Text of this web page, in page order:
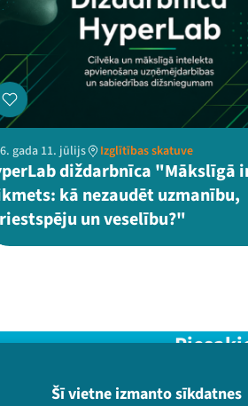
Šī vietne izmanto sīkdatnes
gada 11. jūlijs Izglītības skatuve
diždarbnīca "Mākslīgā
kā nezaudēt uzmanību,
un veselību?"
Nepalaid